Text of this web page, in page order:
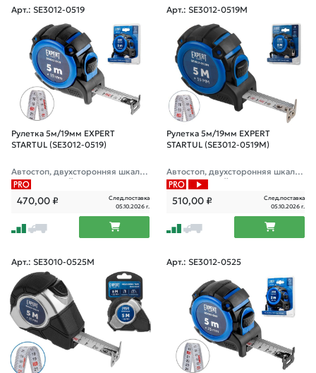
Арт.: SE3012-0519
Рулетка 5м/19мм EXPERT
STARTUL (SE3012-0519)
Автостоп, двухсторонняя шкала
нанесения, нейлоновое покрыти
е "антисоль", двухсторонний заце
470,00₽
След.поставка
05.10.2026 г.
Арт.: SE3012-0519M
Рулетка 5м/19мм EXPERT
STARTUL (SE3012-0519M)
Автостоп, двухсторонняя шкала
нанесения, нейлоновое покрыти
е "антисоль", усиленный магнитн
ый двухсто
510,00₽
След.поставка
05.10.2026 г.
Арт.: SE3010-0525M Арт.: SE3012-0525